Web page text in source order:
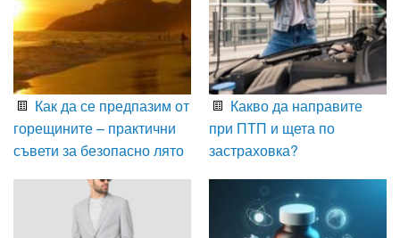
Как да се предпазим от
горещините – практични
съвети за безопасно лято
Какво да направите
при ПТП и щета по
застраховка?